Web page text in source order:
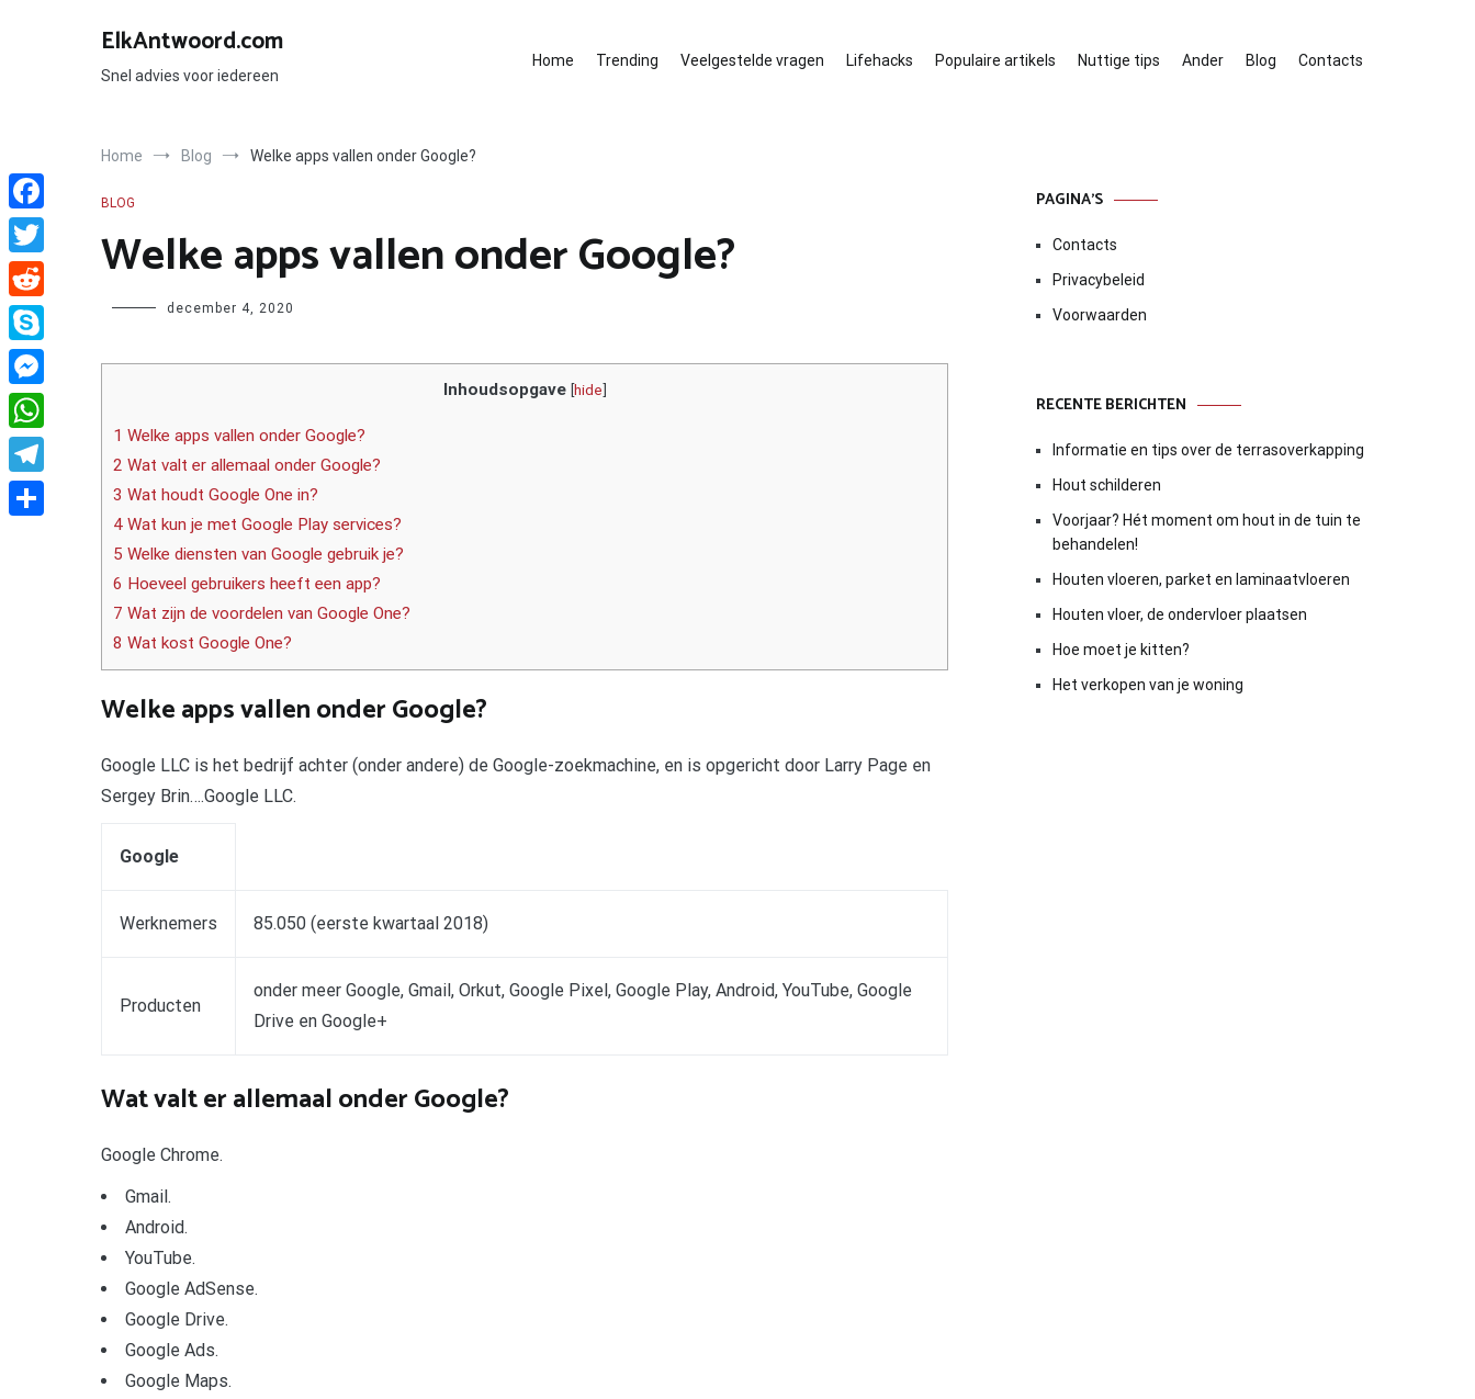
ElkAntwoord.com
Snel advies voor iedereen
Home Trending Veelgestelde vragen Lifehacks Populaire artikels Nuttige tips Ander Blog Contacts
Home Blog Welke apps vallen onder Google?
BLOG
Welke apps vallen onder Google?
Author december 4, 2020
Inhoudsopgave [hide]
1 Welke apps vallen onder Google?
2 Wat valt er allemaal onder Google?
3 Wat houdt Google One in?
4 Wat kun je met Google Play services?
5 Welke diensten van Google gebruik je?
6 Hoeveel gebruikers heeft een app?
7 Wat zijn de voordelen van Google One?
8 Wat kost Google One?
Welke apps vallen onder Google?
Google LLC is het bedrijf achter (onder andere) de Google-zoekmachine, en is opgericht door Larry Page en
Sergey Brin….Google LLC.
Google
Werknemers 85.050 (eerste kwartaal 2018)
Producten
onder meer Google, Gmail, Orkut, Google Pixel, Google Play, Android, YouTube, Google
Drive en Google+
Wat valt er allemaal onder Google?
Google Chrome.
Gmail.
Android.
YouTube.
Google AdSense.
Google Drive.
Google Ads.
Google Maps.
PAGINA’S
Contacts
Privacybeleid
Voorwaarden
RECENTE BERICHTEN
Informatie en tips over de terrasoverkapping
Hout schilderen
Voorjaar? Hét moment om hout in de tuin te
behandelen!
Houten vloeren, parket en laminaatvloeren
Houten vloer, de ondervloer plaatsen
Hoe moet je kitten?
Het verkopen van je woning
Facebook
Twitter
Reddit
Skype
Messenger
WhatsApp
Telegram